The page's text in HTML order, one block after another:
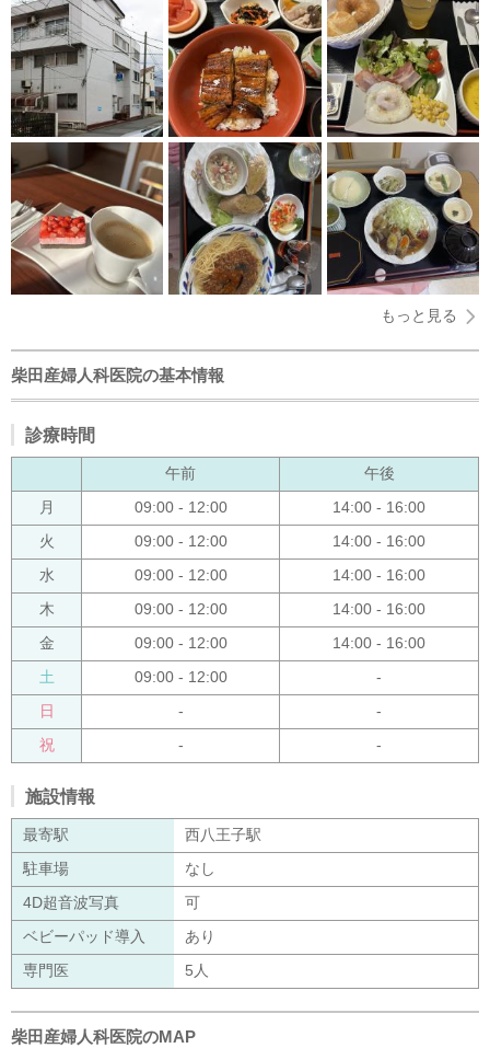
もっと見る
柴田産婦人科医院の基本情報
診療時間
午前 午後
月 09:00 - 12:00 14:00 - 16:00
火 09:00 - 12:00 14:00 - 16:00
水 09:00 - 12:00 14:00 - 16:00
木 09:00 - 12:00 14:00 - 16:00
金 09:00 - 12:00 14:00 - 16:00
土 09:00 - 12:00 -
日 - -
祝 - -
施設情報
最寄駅 西八王子駅
駐車場 なし
4D超音波写真 可
ベビーパッド導入 あり
専門医 5人
柴田産婦人科医院のMAP